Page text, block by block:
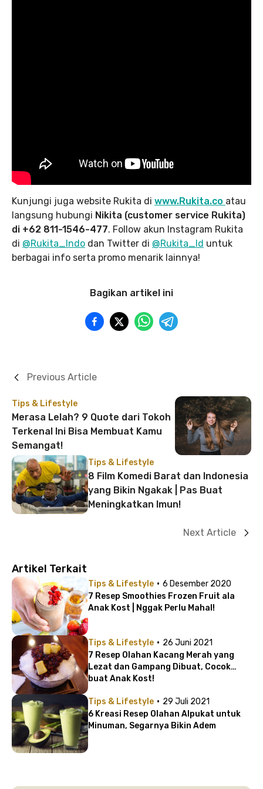
Kunjungi juga website Rukita di www.Rukita.co atau
langsung hubungi Nikita (customer service Rukita)
di +62 811-1546-477. Follow akun Instagram Rukita
di @Rukita_Indo dan Twitter di @Rukita_Id untuk
berbagai info serta promo menarik lainnya!
Bagikan artikel ini
Tips & Lifestyle
Merasa Lelah? 9 Quote dari Tokoh
Terkenal Ini Bisa Membuat Kamu
Semangat!
Previous Article
Tips & Lifestyle
8 Film Komedi Barat dan Indonesia
yang Bikin Ngakak | Pas Buat
Meningkatkan Imun!
Next Article
Artikel Terkait
Tips & Lifestyle · 6 Desember 2020
7 Resep Smoothies Frozen Fruit ala
Anak Kost | Nggak Perlu Mahal!
Tips & Lifestyle · 26 Juni 2021
7 Resep Olahan Kacang Merah yang
Lezat dan Gampang Dibuat, Cocok
buat Anak Kost!
Tips & Lifestyle · 29 Juli 2021
6 Kreasi Resep Olahan Alpukat untuk
Minuman, Segarnya Bikin Adem